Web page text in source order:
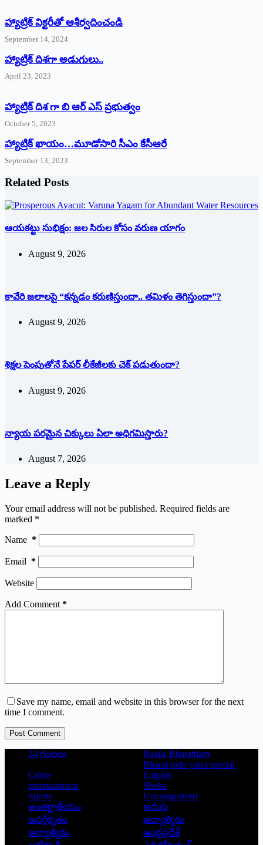
హ్యాట్రిక్‌ ‌విక్టరీతో ఆశీర్వదించండి
September 14, 2024
‌హ్యాట్రిక్‌ ‌దిశగా అడుగులు..
April 23, 2023
హ్యాట్రిక్ దిశ గా బి ఆర్ ఎస్ ప్రభుత్వం
October 5, 2023
హ్యాట్రిక్‌ ‌ఖాయం…మూడోసారి సీఎం కేసీఆరే
September 13, 2023
Related Posts
ఆయకట్టు సుభిక్షం: జల సిరుల కోసం వరుణ యాగం
August 9, 2026
కావేరి జలాలపై “కన్నడం కరుణిస్తుందా.. తమిళం తెగిస్తుందా”?
August 9, 2026
శిక్షల పెంపుతోనే పేపర్ లీకేజీలకు చెక్ పడుతుందా?
August 9, 2026
న్యాయ పరమైన చిక్కులు ఏలా అధిగమిస్తారు?
August 7, 2026
Leave a Reply
Your email address will not be published. Required fields are
marked *
Name *
Email *
Website
Add Comment *
Save my name, email and website in this browser for the next
time I comment.
Post Comment
24 గంటలు
Balala Bharatham
Bharat jodo yatra special
Crime
English
entertainment
Shoba
Sports
Uncategorized
అంతర్జాతీయం
అరుగు
అవర్గీకృతం
ఆద్యాత్మికం
ఆధ్యాత్మికం
ఆంధ్రప్రదేశ్